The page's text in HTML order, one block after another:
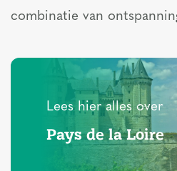
combinatie van
Lees hier alles over
Pays de la Loire